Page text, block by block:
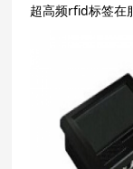
超高频rfid标签在